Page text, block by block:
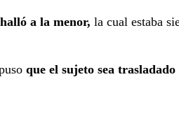
a la menor, la cual estaba
que el sujeto sea